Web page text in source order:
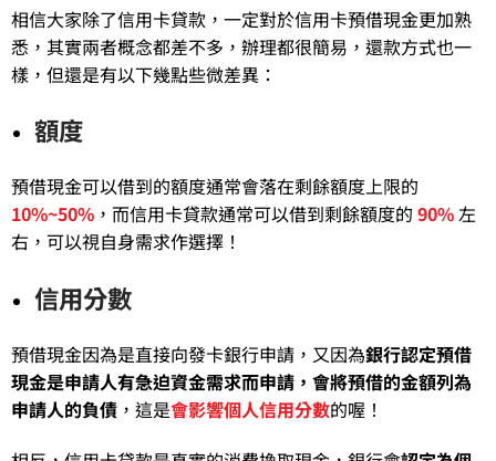
相信大家除了信用卡貸款，一定對於信用卡預借現金更加熟
悉，其實兩者概念都差不多，辦理都很簡易，還款方式也一
樣，但還是有以下幾點些微差異：
額度
預借現金可以借到的額度通常會落在剩餘額度上限的
10%~50% ，而信用卡貸款通常可以借到剩餘額度的 90%左
右，可以視自身需求作選擇！
信用分數
預借現金因為是直接向發卡銀行申請，又因為銀行認定預借
現金是申請人有急迫資金需求而申請，會將預借的金額列為
申請人的負債 ，這是會影響個人信用分數的喔！